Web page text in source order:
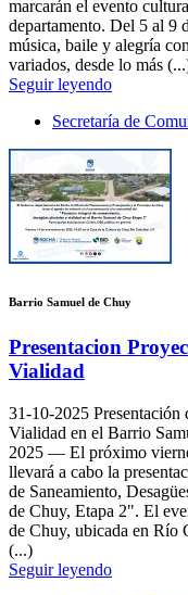
marcarán el evento
departamento. Del 5 al 9
música, baile y alegría
variados, desde lo más
Seguir leyendo
Secretaría de
Barrio Samuel de Chuy
Presentacion
Vialidad
31-10-2025 Presentación
Vialidad en el Barrio
2025 — El próximo
llevará a cabo la
de Saneamiento,
de Chuy, Etapa 2". El
de Chuy, ubicada en Río
(...)
Seguir leyendo